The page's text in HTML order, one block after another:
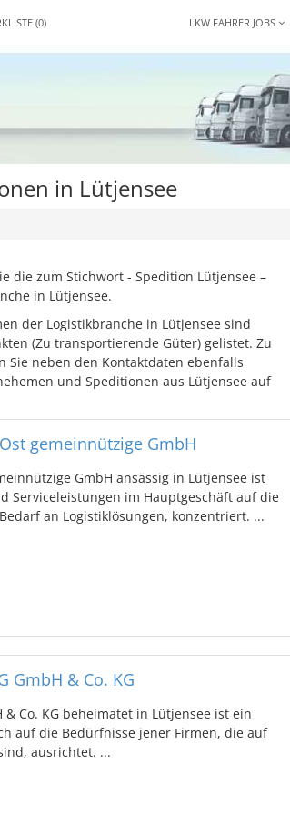
(0) LKW FAHRER JOBS
in Lütjensee
die zum Stichwort - Spedition Lütjensee –
in Lütjensee.
der Logistikbranche in Lütjensee sind
(Zu transportierende Güter) gelistet. Zu
Sie neben den Kontaktdaten ebenfalls
und Speditionen aus Lütjensee auf
gemeinnützige GmbH
GmbH ansässig in Lütjensee ist
Serviceleistungen im Hauptgeschäft auf die
an Logistiklösungen, konzentriert. ...
GmbH & Co. KG
& Co. KG beheimatet in Lütjensee ist ein
auf die Bedürfnisse jener Firmen, die auf
ausrichtet. ...